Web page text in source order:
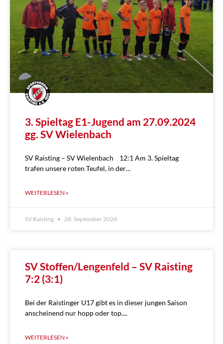
3. Spieltag E1-Jugend am 27.09.2024
gg. SV Wielenbach
SV Raisting – SV Wielenbach 12:1 Am 3. Spieltag
trafen unsere roten Teufel, in der
WEITERLESEN »
SV Raisting 28. September 2024
SV Stoffen/Lengenfeld – SV Raisting
7:2 (3:1)
Bei der Raistinger U17 gibt es in dieser jungen Saison
anscheinend nur hopp oder top.
WEITERLESEN »